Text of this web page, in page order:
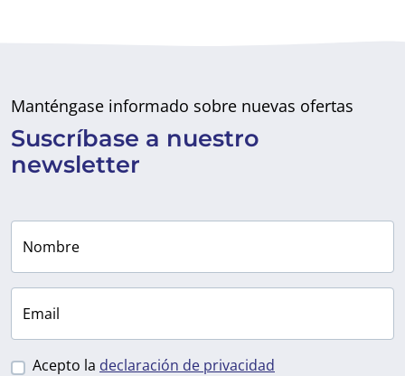
Manténgase informado sobre nuevas ofertas
Suscríbase a nuestro
newsletter
Nombre
Email
Acepto la declaración de privacidad